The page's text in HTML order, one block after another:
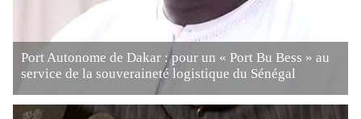
Port Autonome de Dakar : pour un « Port Bu Bess » au
service de la souveraineté logistique du Sénégal